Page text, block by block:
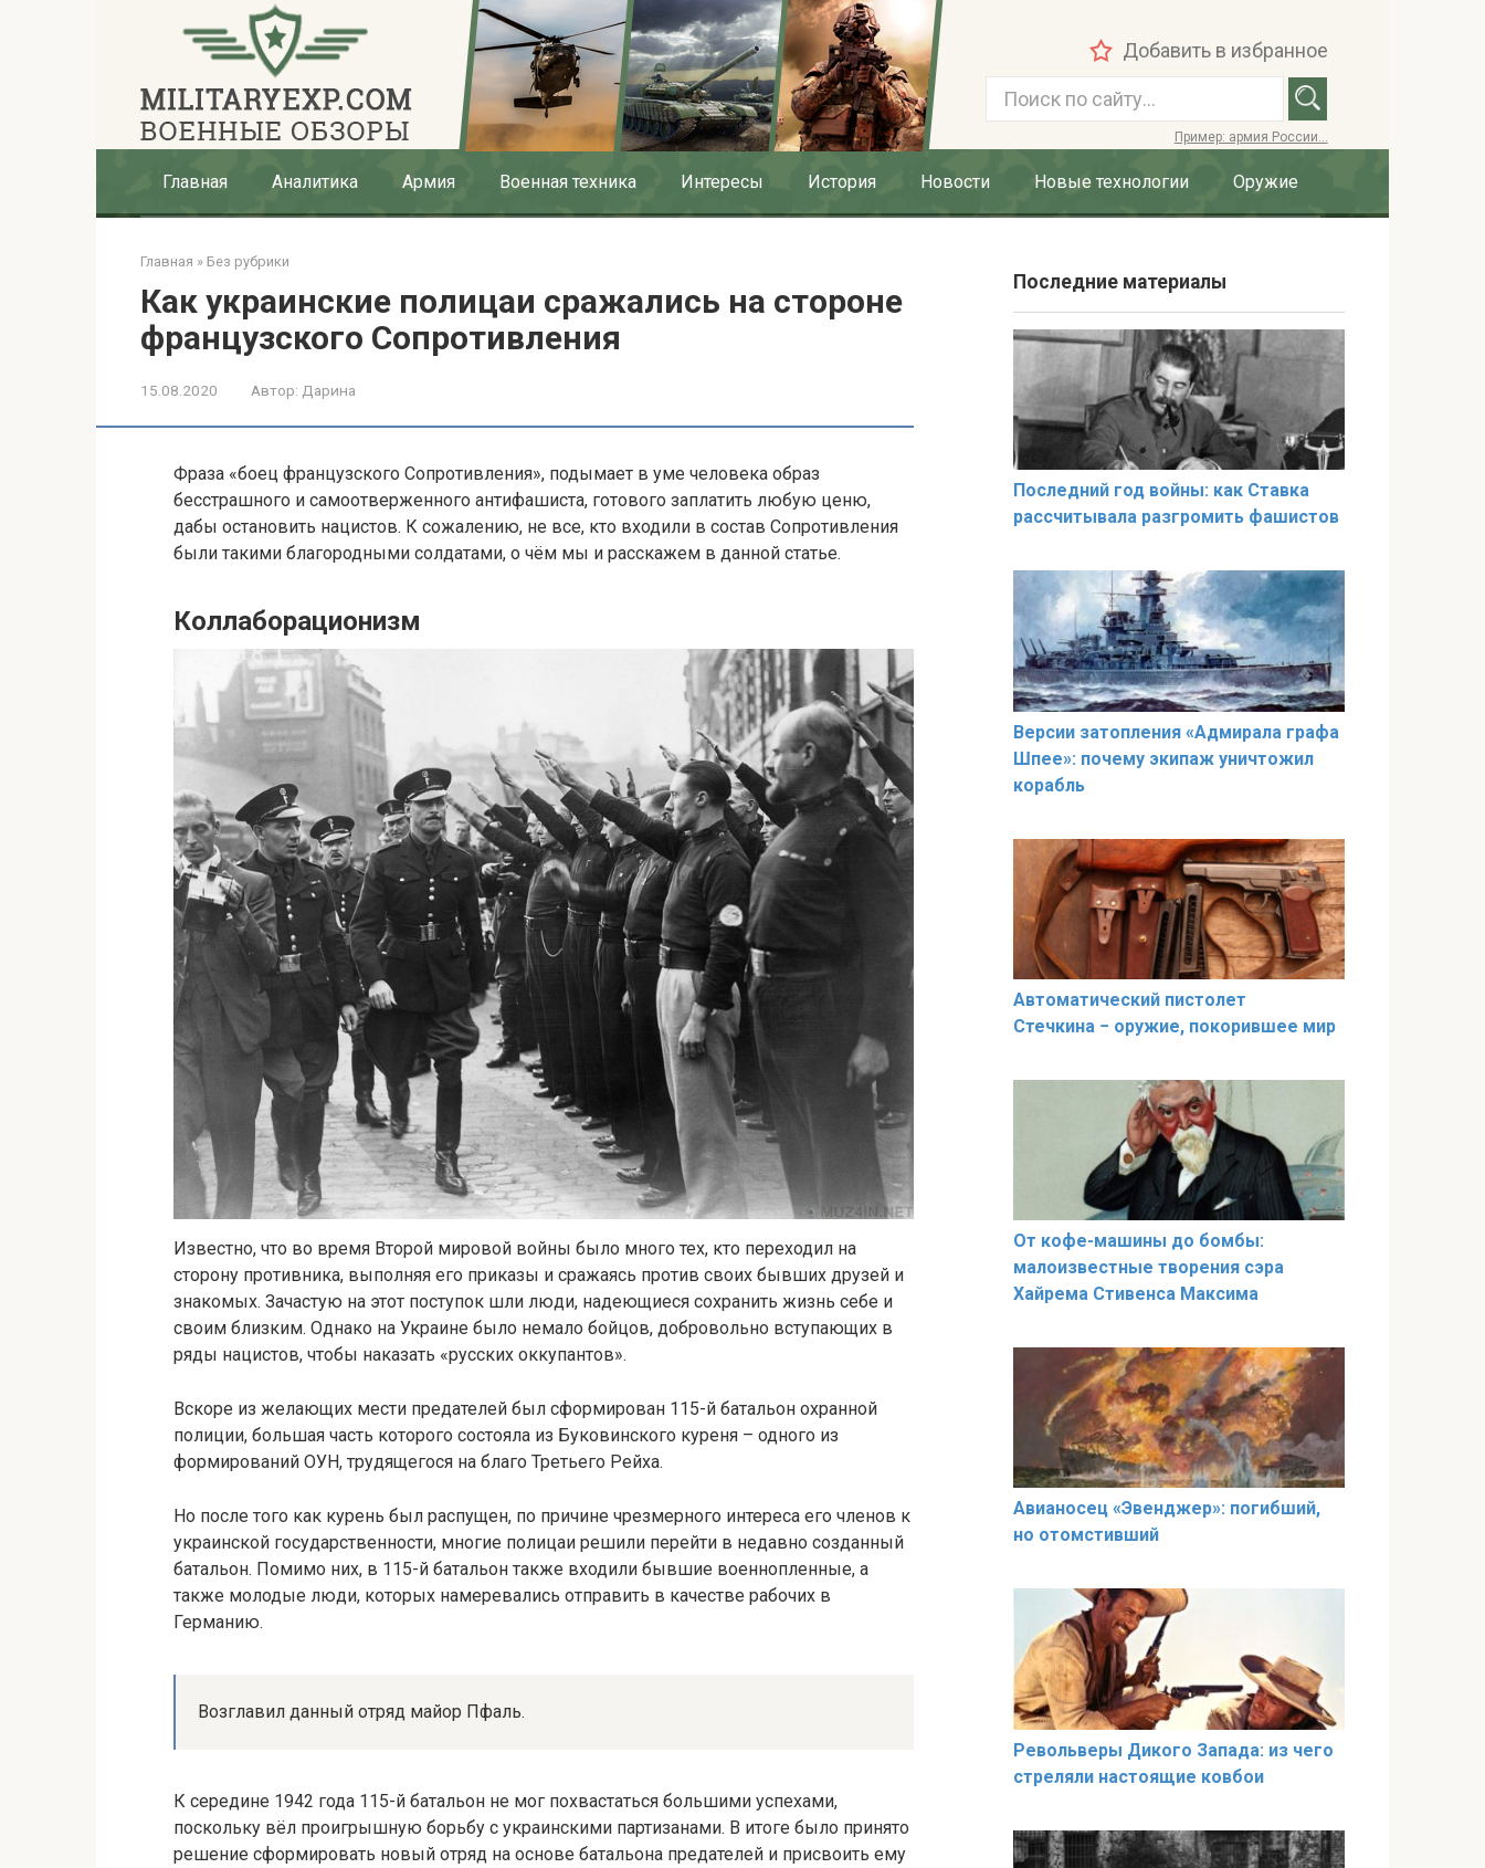
Добавить в избранное
и
:
Пример: армия России...
Главная Аналитика Армия Военная техника Интересы История Новости Новые технологии Оружие
Главная » Без рубрики
Как украинские полицаи сражались на стороне
французского Сопротивления
15.08.2020 Автор: Дарина
Фраза «боец французского Сопротивления», подымает в уме человека образ
бесстрашного и самоотверженного антифашиста, готового заплатить любую ценю,
дабы остановить нацистов. К сожалению, не все, кто входили в состав Сопротивления
были такими благородными солдатами, о чём мы и расскажем в данной статье.
Коллаборационизм
Известно, что во время Второй мировой войны было много тех, кто переходил на
сторону противника, выполняя его приказы и сражаясь против своих бывших друзей и
знакомых. Зачастую на этот поступок шли люди, надеющиеся сохранить жизнь себе и
своим близким. Однако на Украине было немало бойцов, добровольно вступающих в
ряды нацистов, чтобы наказать «русских оккупантов».
Вскоре из желающих мести предателей был сформирован 115-й батальон охранной
полиции, большая часть которого состояла из Буковинского куреня – одного из
формирований ОУН, трудящегося на благо Третьего Рейха.
Но после того как курень был распущен, по причине чрезмерного интереса его членов к
украинской государственности, многие полицаи решили перейти в недавно созданный
батальон. Помимо них, в 115-й батальон также входили бывшие военнопленные, а
также молодые люди, которых намеревались отправить в качестве рабочих в
Германию.
Возглавил данный отряд майор Пфаль.
К середине 1942 года 115-й батальон не мог похвастаться большими успехами,
поскольку вёл проигрышную борьбу с украинскими партизанами. В итоге было принято
решение сформировать новый отряд на основе батальона предателей и присвоить ему
Последние материалы
Последний год войны: как Ставка
рассчитывала разгромить фашистов
Версии затопления «Адмирала графа
Шпее»: почему экипаж уничтожил
корабль
​​​​Автоматический пистолет
Стечкина − оружие, покорившее мир
От кофе-машины до бомбы:
малоизвестные творения сэра
Хайрема Стивенса Максима
Авианосец «Эвенджер»: погибший,
но отомстивший
Револьверы Дикого Запада: из чего
стреляли настоящие ковбои